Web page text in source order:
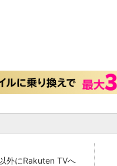
外にRakuten TVへ